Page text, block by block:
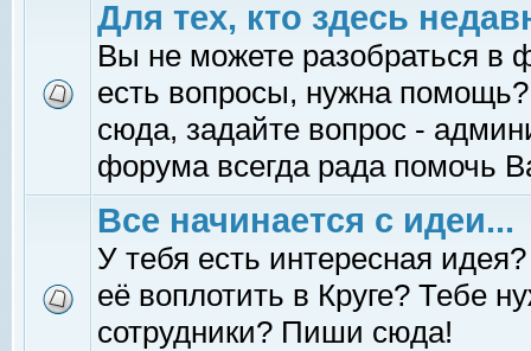
Для тех, кто здесь
Вы не можете разобраться в
есть вопросы, нужна помощь?
сюда, задайте вопрос -
форума всегда рада помочь
Все начинается с идеи...
У тебя есть интересная
её воплотить в Круге? Тебе
сотрудники? Пиши сюда!